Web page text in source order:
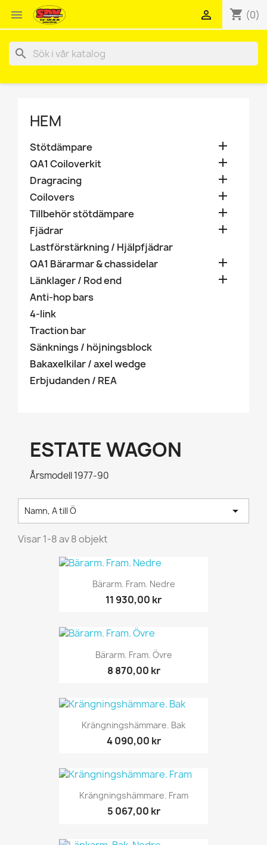
 shopping_cart (0)

search
HEM
Stötdämpare 
QA1 Coiloverkit 
Dragracing 
Coilovers 
Tillbehör stötdämpare 
Fjädrar 
Lastförstärkning / Hjälpfjädrar
QA1 Bärarmar & chassidelar

Länklager / Rod end 
Anti-hop bars
4-link
Traction bar
Sänknings / höjningsblock
Bakaxelkilar / axel wedge
Erbjudanden / REA
ESTATE WAGON
Årsmodell 1977-90
Namn, A till Ö 
Visar 1-8 av 8 objekt
Bärarm. Fram. Nedre
11 930,00 kr
Bärarm. Fram. Övre
8 870,00 kr
Krängningshämmare. Bak
4 090,00 kr
Krängningshämmare. Fram
5 067,00 kr